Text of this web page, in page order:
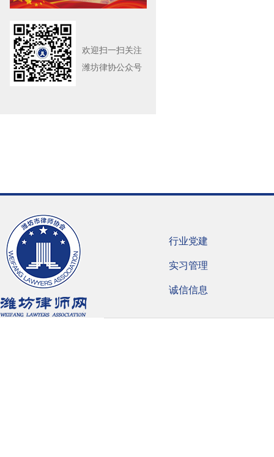
欢迎扫一扫关注
潍坊律协公众号
行业党建
实习管理
诚信信息